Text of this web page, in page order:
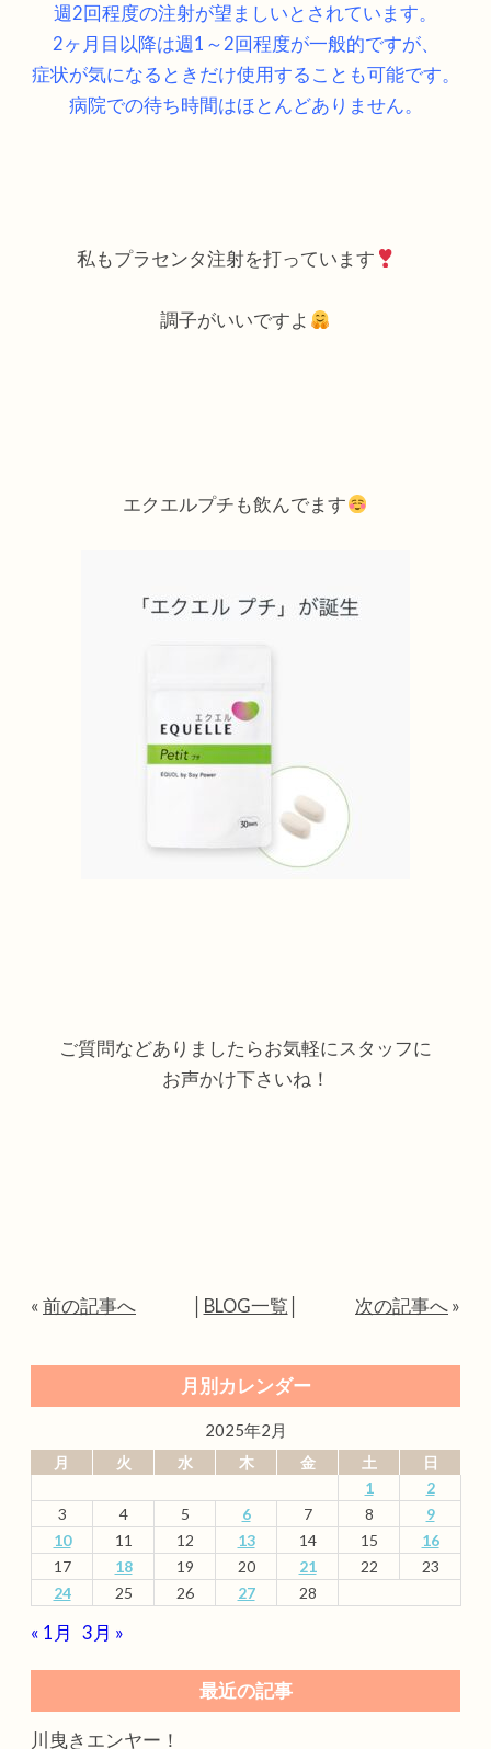
週2回程度の注射が望ましいとされています。
2ヶ月目以降は週1～2回程度が一般的ですが、
症状が気になるときだけ使用することも可能です。
病院での待ち時間はほとんどありません。
私もプラセンタ注射を打っています
調子がいいですよ
エクエルプチも飲んでます
ご質問などありましたらお気軽にスタッフに
お声かけ下さいね！
« 前の記事へ BLOG一覧 次の記事へ »
月別カレンダー
2025年2月
月 火 水 木 金 土
日
1
2
3
4 5 6 7 8
9
10
11 12 13 14 15
16
17
18 19 20 21 22
23
24
25 26 27 28
« 1月 3月 »
最近の記事
川曳きエンヤー！